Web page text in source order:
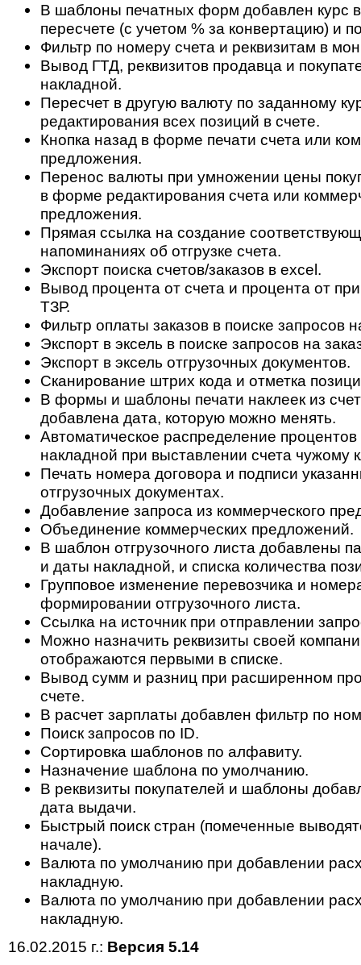
В шаблоны печатных форм добавлен курс
пересчете (с учетом % за конвертацию) и
Фильтр по номеру счета и реквизитам в
Вывод ГТД, реквизитов продавца и
накладной.
Пересчет в другую валюту по заданному
редактирования всех позиций в счете.
Кнопка назад в форме печати счета или
предложения.
Перенос валюты при умножении цены
в форме редактирования счета или
предложения.
Прямая ссылка на создание
напоминаниях об отгрузке счета.
Экспорт поиска счетов/заказов в excel.
Вывод процента от счета и процента от
ТЗР.
Фильтр оплаты заказов в поиске запросов
Экспорт в эксель в поиске запросов на
Экспорт в эксель отгрузочных документов.
Сканирование штрих кода и отметка
В формы и шаблоны печати наклеек из
добавлена дата, которую можно менять.
Автоматическое распределение процентов
накладной при выставлении счета чужому
Печать номера договора и подписи
отгрузочных документах.
Добавление запроса из коммерческого
Объединение коммерческих предложений.
В шаблон отгрузочного листа добавлены
и даты накладной, и списка количества
Групповое изменение перевозчика и
формировании отгрузочного листа.
Ссылка на источник при отправлении
Можно назначить реквизиты своей
отображаются первыми в списке.
Вывод сумм и разниц при расширенном
счете.
В расчет зарплаты добавлен фильтр по
Поиск запросов по ID.
Сортировка шаблонов по алфавиту.
Назначение шаблона по умолчанию.
В реквизиты покупателей и шаблоны
дата выдачи.
Быстрый поиск стран (помеченные
начале).
Валюта по умолчанию при добавлении
накладную.
Валюта по умолчанию при добавлении
накладную.
16.02.2015 г.: Версия 5.14